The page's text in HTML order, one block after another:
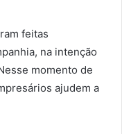
feitas
na intenção
momento de
ajudem a